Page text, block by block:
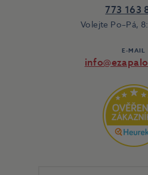
773 163
Volejte Po–Pá,
E-MAIL